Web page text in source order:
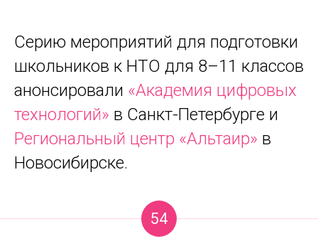
Серию мероприятий для подготовки
школьников к НТО для 8–11 классов
анонсировали «Академия цифровых
технологий» в Санкт-Петербурге и
Региональный центр «Альтаир» в
Новосибирске.
54